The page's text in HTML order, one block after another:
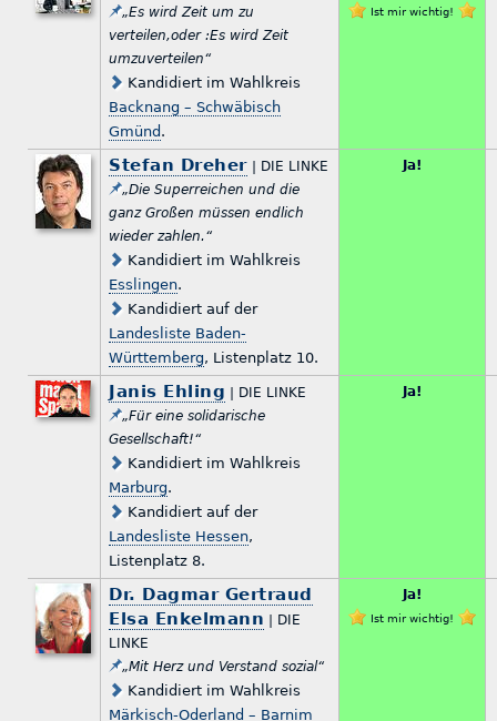
„Es wird Zeit um zu
verteilen,oder :Es wird Zeit
umzuverteilen“
Kandidiert im Wahlkreis
Backnang – Schwäbisch
Gmünd .
Ist mir wichtig!
Stefan Dreher| DIE LINKE
„Die Superreichen und die
ganz Großen müssen endlich
wieder zahlen.“
Kandidiert im Wahlkreis
Esslingen.
Kandidiert auf der
Landesliste Baden-
Württemberg, Listenplatz 10.
Ja!
Janis Ehling | DIE LINKE
„Für eine solidarische
Gesellschaft!“
Kandidiert im Wahlkreis
Marburg.
Kandidiert auf der
Landesliste Hessen,
Listenplatz 8.
Ja!
Dr. Dagmar Gertraud
Elsa Enkelmann | DIE
LINKE
„Mit Herz und Verstand sozial“
Kandidiert im Wahlkreis
Märkisch-Oderland – Barnim
Ja!
Ist mir wichtig!